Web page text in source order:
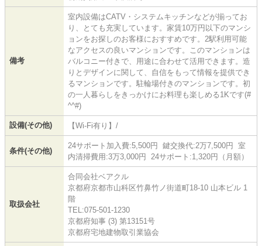
備考
室内設備はCATV・システムキッチンなどが揃ってお
り、とても充実しています。家賃10万円以下のマンシ
ョンをお探しのお客様におすすめです。2駅利用可能
なアクセスの良いマンションです。このマンションは
バルコニー付きで、用途に合わせて活用できます。造
りとデザインに関して、自信をもって情報を提供でき
るマンションです。駐輪場付きのマンションです。初
の一人暮らしをきっかけにお料理も楽しめる1Kです(#
^^#)
設備(その他) 【Wi-Fi有り】/
条件(その他)
24サポート加入費:5,500円 鍵交換代:2万7,500円 室
内清掃費用:3万3,000円 24サポート:1,320円（月額）
取扱会社
合同会社ベアクル
京都府京都市山科区竹鼻竹ノ街道町18-10 山本ビル 1
階
TEL:075-501-1230
京都府知事 (3) 第13151号
京都府宅地建物取引業協会